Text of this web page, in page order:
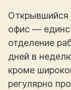
Открывшийся
офис —
отделение
дней в
кроме
регулярно